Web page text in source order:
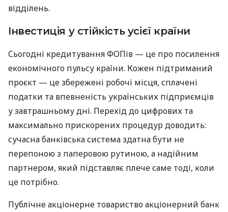
відділень.
Інвестиція у стійкість усієї країни
Сьогодні кредитування ФОПів — це про посилення
економічного пульсу країни. Кожен підтриманий
проєкт — це збережені робочі місця, сплачені
податки та впевненість українських підприємців
у завтрашньому дні. Перехід до цифрових та
максимально прискорених процедур доводить:
сучасна банківська система здатна бути не
перепоною з паперовою рутиною, а надійним
партнером, який підставляє плече саме тоді, коли
це потрібно.
Публічне акціонерне товариство акціонерний банк